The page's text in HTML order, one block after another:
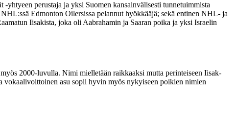
perustaja ja yksi Suomen kansainvälisesti tunnetuimmista
Edmonton Oilersissa pelannut hyökkääjä; sekä entinen NHL- ja
Iisakista, joka oli Aabrahamin ja Saaran poika ja yksi Israelin
2000-luvulla. Nimi mielletään raikkaaksi mutta perinteiseen Iisak-
asu sopii hyvin myös nykyiseen poikien nimien